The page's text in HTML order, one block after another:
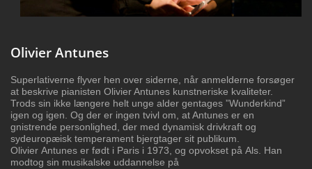
Olivier Antunes
Superlativerne flyver hen over siderne, når anmelderne forsøger
at beskrive pianisten Olivier Antunes kunstneriske kvaliteter.
Trods sin ikke længere helt unge alder gentages ”Wunderkind”
igen og igen. Og der er ingen tvivl om, at Antunes er en
gnistrende personlighed, der med dynamisk drivkraft og
sydeuropæisk temperament bjergtager sit publikum.
Olivier Antunes er født i Paris i 1973, og opvokset på Als. Han
modtog sin musikalske uddannelse på